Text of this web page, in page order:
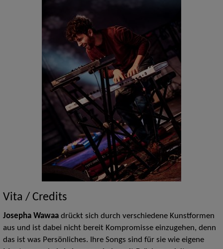
Vita / Credits
Josepha Wawaadrückt sich durch verschiedene Kunstformen
aus und ist dabei nicht bereit Kompromisse einzugehen, denn
das ist was Persönliches. Ihre Songs sind für sie wie eigene